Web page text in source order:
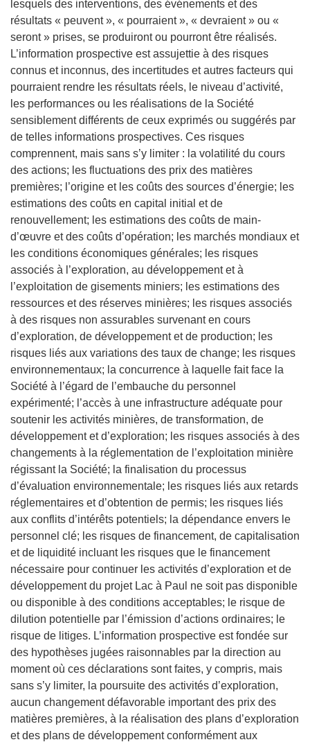
lesquels des interventions, des événements et des
résultats « peuvent », « pourraient », « devraient » ou «
seront » prises, se produiront ou pourront être réalisés.
L’information prospective est assujettie à des risques
connus et inconnus, des incertitudes et autres facteurs qui
pourraient rendre les résultats réels, le niveau d’activité,
les performances ou les réalisations de la Société
sensiblement différents de ceux exprimés ou suggérés par
de telles informations prospectives. Ces risques
comprennent, mais sans s’y limiter : la volatilité du cours
des actions; les fluctuations des prix des matières
premières; l’origine et les coûts des sources d’énergie; les
estimations des coûts en capital initial et de
renouvellement; les estimations des coûts de main-
d’œuvre et des coûts d’opération; les marchés mondiaux et
les conditions économiques générales; les risques
associés à l’exploration, au développement et à
l’exploitation de gisements miniers; les estimations des
ressources et des réserves minières; les risques associés
à des risques non assurables survenant en cours
d’exploration, de développement et de production; les
risques liés aux variations des taux de change; les risques
environnementaux; la concurrence à laquelle fait face la
Société à l’égard de l’embauche du personnel
expérimenté; l’accès à une infrastructure adéquate pour
soutenir les activités minières, de transformation, de
développement et d’exploration; les risques associés à des
changements à la réglementation de l’exploitation minière
régissant la Société; la finalisation du processus
d’évaluation environnementale; les risques liés aux retards
réglementaires et d’obtention de permis; les risques liés
aux conflits d’intérêts potentiels; la dépendance envers le
personnel clé; les risques de financement, de capitalisation
et de liquidité incluant les risques que le financement
nécessaire pour continuer les activités d’exploration et de
développement du projet Lac à Paul ne soit pas disponible
ou disponible à des conditions acceptables; le risque de
dilution potentielle par l’émission d’actions ordinaires; le
risque de litiges. L’information prospective est fondée sur
des hypothèses jugées raisonnables par la direction au
moment où ces déclarations sont faites, y compris, mais
sans s’y limiter, la poursuite des activités d’exploration,
aucun changement défavorable important des prix des
matières premières, à la réalisation des plans d’exploration
et des plans de développement conformément aux